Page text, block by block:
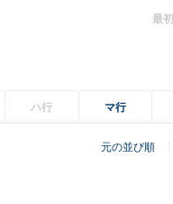
最初
ハ行 マ行
元の並び順